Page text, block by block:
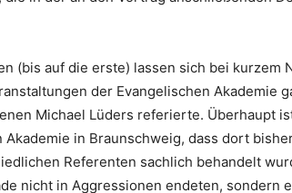
(bis auf die erste) lassen sich bei kurzem
der Evangelischen Akademie
Michael Lüders referierte. Überhaupt
Akademie in Braunschweig, dass dort
Referenten sachlich behandelt
nicht in Aggressionen endeten, sondern